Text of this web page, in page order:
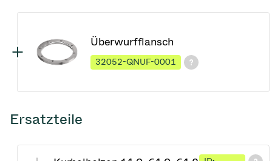
Überwurfflansch
32052-QNUF-0001
Ersatzteile